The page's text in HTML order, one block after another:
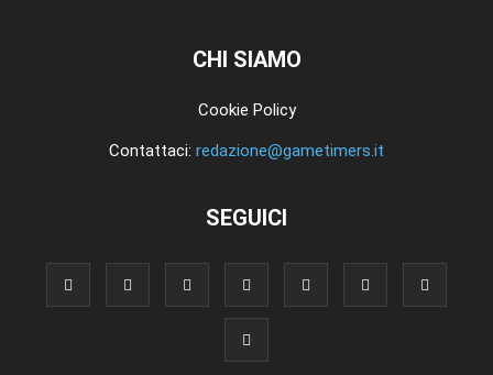
CHI SIAMO
Cookie Policy
Contattaci: redazione@gametimers.it
SEGUICI